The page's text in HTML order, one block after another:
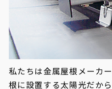
私たちは金属屋根メーカ
根に設置する太陽光だか